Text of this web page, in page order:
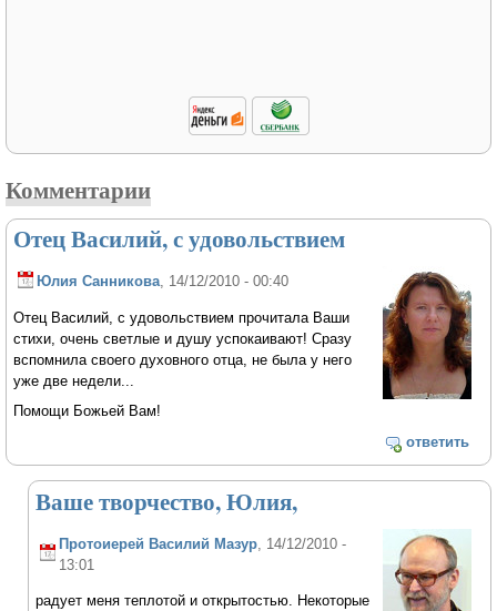
Комментарии
Отец Василий, с удовольствием
Юлия Санникова, 14/12/2010 - 00:40
Отец Василий, с удовольствием прочитала Ваши
стихи, очень светлые и душу успокаивают! Сразу
вспомнила своего духовного отца, не была у него
уже две недели...
Помощи Божьей Вам!
ответить
Ваше творчество, Юлия,
Протоиерей Василий Мазур , 14/12/2010 -
13:01
радует меня теплотой и открытостью. Некоторые